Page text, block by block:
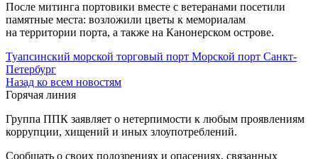
После митинга портовики вместе с ветеранами посетили
памятные места: возложили цветы к мемориалам
на территории порта, а также на Канонерском острове.
Туапсинский морской торговый порт Морской порт Санкт-
Петербург
Назад ко всем новостям
Горячая линия
Группа ППК заявляет о нетерпимости к любым проявлениям
коррупции, хищений и иных злоупотреблений.
Сообщать о своих подозрениях и опасениях, связанных